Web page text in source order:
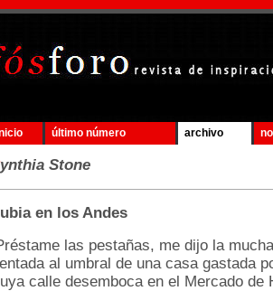
último número archivo
ynthia Stone
en los Andes
las pestañas, me dijo la
al umbral de una casa gastada
calle desemboca en el Mercado de